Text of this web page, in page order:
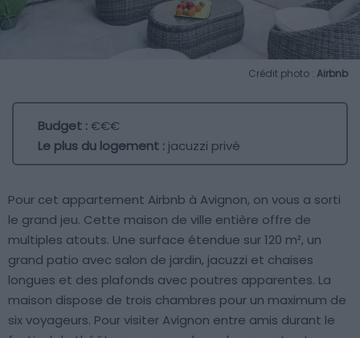
Crédit photo : Airbnb
Budget :€€€
Le plus du logement : jacuzzi privé
Pour cet appartement Airbnb à Avignon, on vous a sorti
le grand jeu. Cette maison de ville entière offre de
multiples atouts. Une surface étendue sur 120 m², un
grand patio avec salon de jardin, jacuzzi et chaises
longues et des plafonds avec poutres apparentes. La
maison dispose de trois chambres pour un maximum de
six voyageurs. Pour visiter Avignon entre amis durant le